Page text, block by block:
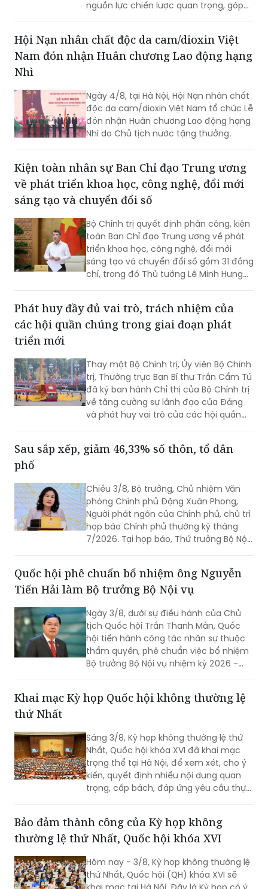
thế giới...
Hội Nạn nhân chất độc da cam/dioxin Việt
Nhì
Ngày 4/8, tại Hà Nội, Hội Nạn nhân chất
đón nhận Huân chương Lao động hạng
Nhì do Chủ tịch nước tặng thưởng.
Kiện toàn nhân sự Ban Chỉ đạo Trung ương
sáng tạo và chuyển đổi số
Bộ Chính trị quyết định phân công, kiện
toàn Ban Chỉ đạo Trung ương về phát
triển khoa học, công nghệ, đổi mới
sáng tạo và chuyển đổi số gồm 31 đồng
chí, trong đó Thủ tướng Lê Minh Hưng
làm Trưởng Ban.
Phát huy đầy đủ vai trò, trách nhiệm của
triển mới
Thay mặt Bộ Chính trị, Ủy viên Bộ Chính
đã ký ban hành Chỉ thị của Bộ Chính trị
về tăng cường sự lãnh đạo của Đảng
và phát huy vai trò của các hội quần
chúng trong giai đoạn phát triển mới
(Chỉ thị số 11-CT/TW)
Sau sắp xếp, giảm 46,33% số thôn, tổ dân
Chiều 3/8, Bộ trưởng, Chủ nhiệm Văn
Người phát ngôn của Chính phủ, chủ trì
họp báo Chính phủ thường kỳ tháng
7/2026. Tại họp báo, Thứ trưởng Bộ Nội
vụ Nguyễn Thị Hà đã thông tin về kết
quả sắp xếp các thôn, tổ dân phố trên
toàn quốc.
Quốc hội phê chuẩn bổ nhiệm ông Nguyễn
Ngày 3/8, dưới sự điều hành của Chủ
tịch Quốc hội Trần Thanh Mẫn, Quốc
hội tiến hành công tác nhân sự thuộc
thẩm quyền, phê chuẩn việc bổ nhiệm
Bộ trưởng Bộ Nội vụ nhiệm kỳ 2026 -
2031 đối với ông Nguyễn Tiến Hải, Ủy
viên Ban Chấp hành Trung ương Đảng,
quyền Bộ trưởng Bộ Nội vụ.
Khai mạc Kỳ họp Quốc hội không thường lệ
Sáng 3/8, Kỳ họp không thường lệ thứ
trọng thể tại Hà Nội, để xem xét, cho ý
kiến, quyết định nhiều nội dung quan
trọng, cấp bách, đáp ứng yêu cầu thực
tiễn, vì sự phát triển nhanh, bền vững
của đất nước.
Bảo đảm thành công của Kỳ họp không
Hôm nay - 3/8, Kỳ họp không thường lệ
thứ Nhất, Quốc hội (QH) khóa XVI sẽ
khai mạc tại Hà Nội. Đây là Kỳ họp có ý
nghĩa đặc biệt khi diễn ra ngay đầu
nhiệm kỳ QH khóa XVI, xem xét, quyết